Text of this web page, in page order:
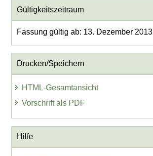
Gültigkeitszeitraum
Fassung gültig ab: 13. Dezember 2013
Drucken/Speichern
HTML-Gesamtansicht
Vorschrift als PDF
Hilfe